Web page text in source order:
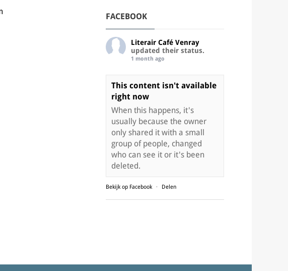
FACEBOOK
Literair Café Venray
updated their status.
1 month ago
This content isn't available
right now
When this happens, it's
usually because the owner
only shared it with a small
group of people, changed
who can see it or it's been
deleted.
Bekijk op Facebook · Delen